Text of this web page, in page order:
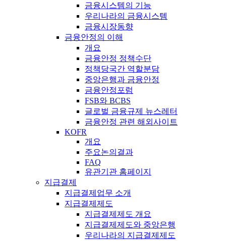
금융시스템의 기능
우리나라의 금융시스템
금융시장동향
금융안정의 이해
개요
금융안정 정책수단
정책당국간 역할분담
중앙은행과 금융안정
금융안정포럼
FSB와 BCBS
글로벌 금융규제 뉴스레터
금융안정 관련 해외사이트
KOFR
개요
주요논의결과
FAQ
유관기관 홈페이지
지급결제
지급결제업무 소개
지급결제제도
지급결제제도 개요
지급결제제도와 중앙은행
우리나라의 지급결제제도